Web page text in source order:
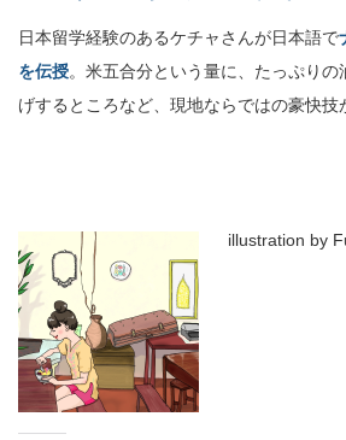
日本留学経験のあるケチャさんが日本語で
を伝授。米五合分という量に、たっぷり
げするところなど、現地ならではの豪快技
illustration by